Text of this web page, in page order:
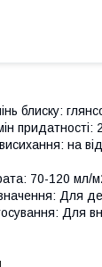
блиску:
придатності:
на
70-120 мл/
Для
Для